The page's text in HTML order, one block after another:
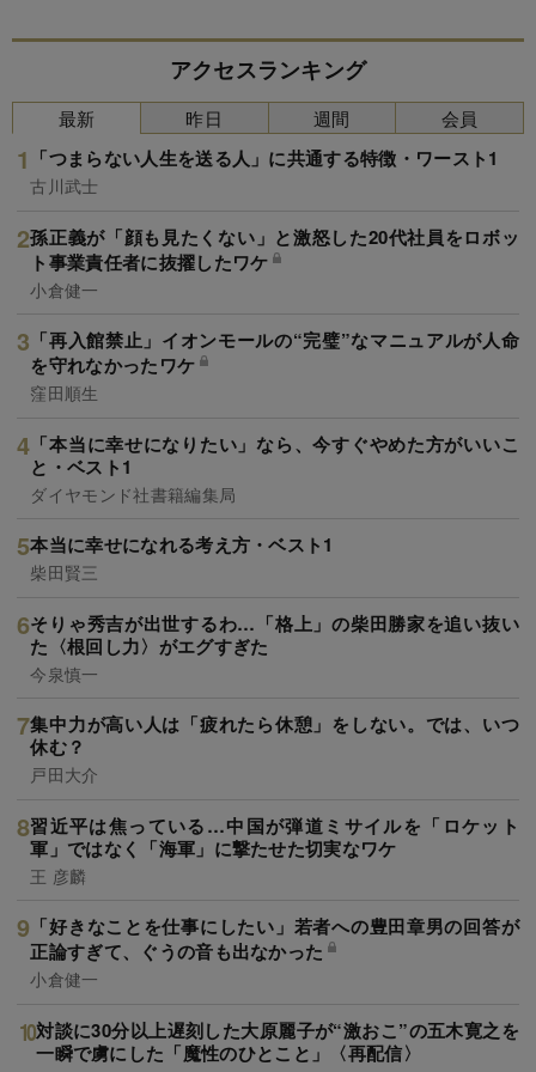
アクセスランキング
最新
「つまらない人生を送る人」に共通する特徴・ワースト1
古川武士
孫正義が「顔も見たくない」と激怒した20代社員をロボッ
ト事業責任者に抜擢したワケ
小倉健一
「再入館禁止」イオンモールの“完璧”なマニュアルが人命
を守れなかったワケ
窪田順生
「本当に幸せになりたい」なら、今すぐやめた方がいいこ
と・ベスト1
ダイヤモンド社書籍編集局
本当に幸せになれる考え方・ベスト1
柴田賢三
そりゃ秀吉が出世するわ…「格上」の柴田勝家を追い抜い
た〈根回し力〉がエグすぎた
今泉慎一
集中力が高い人は「疲れたら休憩」をしない。では、いつ
休む？
戸田大介
習近平は焦っている…中国が弾道ミサイルを「ロケット
軍」ではなく「海軍」に撃たせた切実なワケ
王 彦麟
「好きなことを仕事にしたい」若者への豊田章男の回答が
正論すぎて、ぐうの音も出なかった
小倉健一
対談に30分以上遅刻した大原麗子が“激おこ”の五木寛之を
一瞬で虜にした「魔性のひとこと」〈再配信〉
昨日 週間 会員